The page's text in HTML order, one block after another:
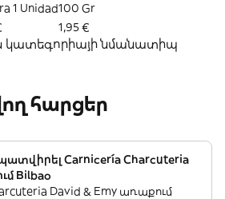
1 Unidad100 Gr
1,95 €
կատեգորիայի նմանատիպ
հարցեր
Carnicería Charcuteria
Bilbao
David & Emy առաքում